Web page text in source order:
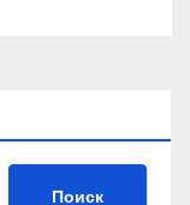
Поиск